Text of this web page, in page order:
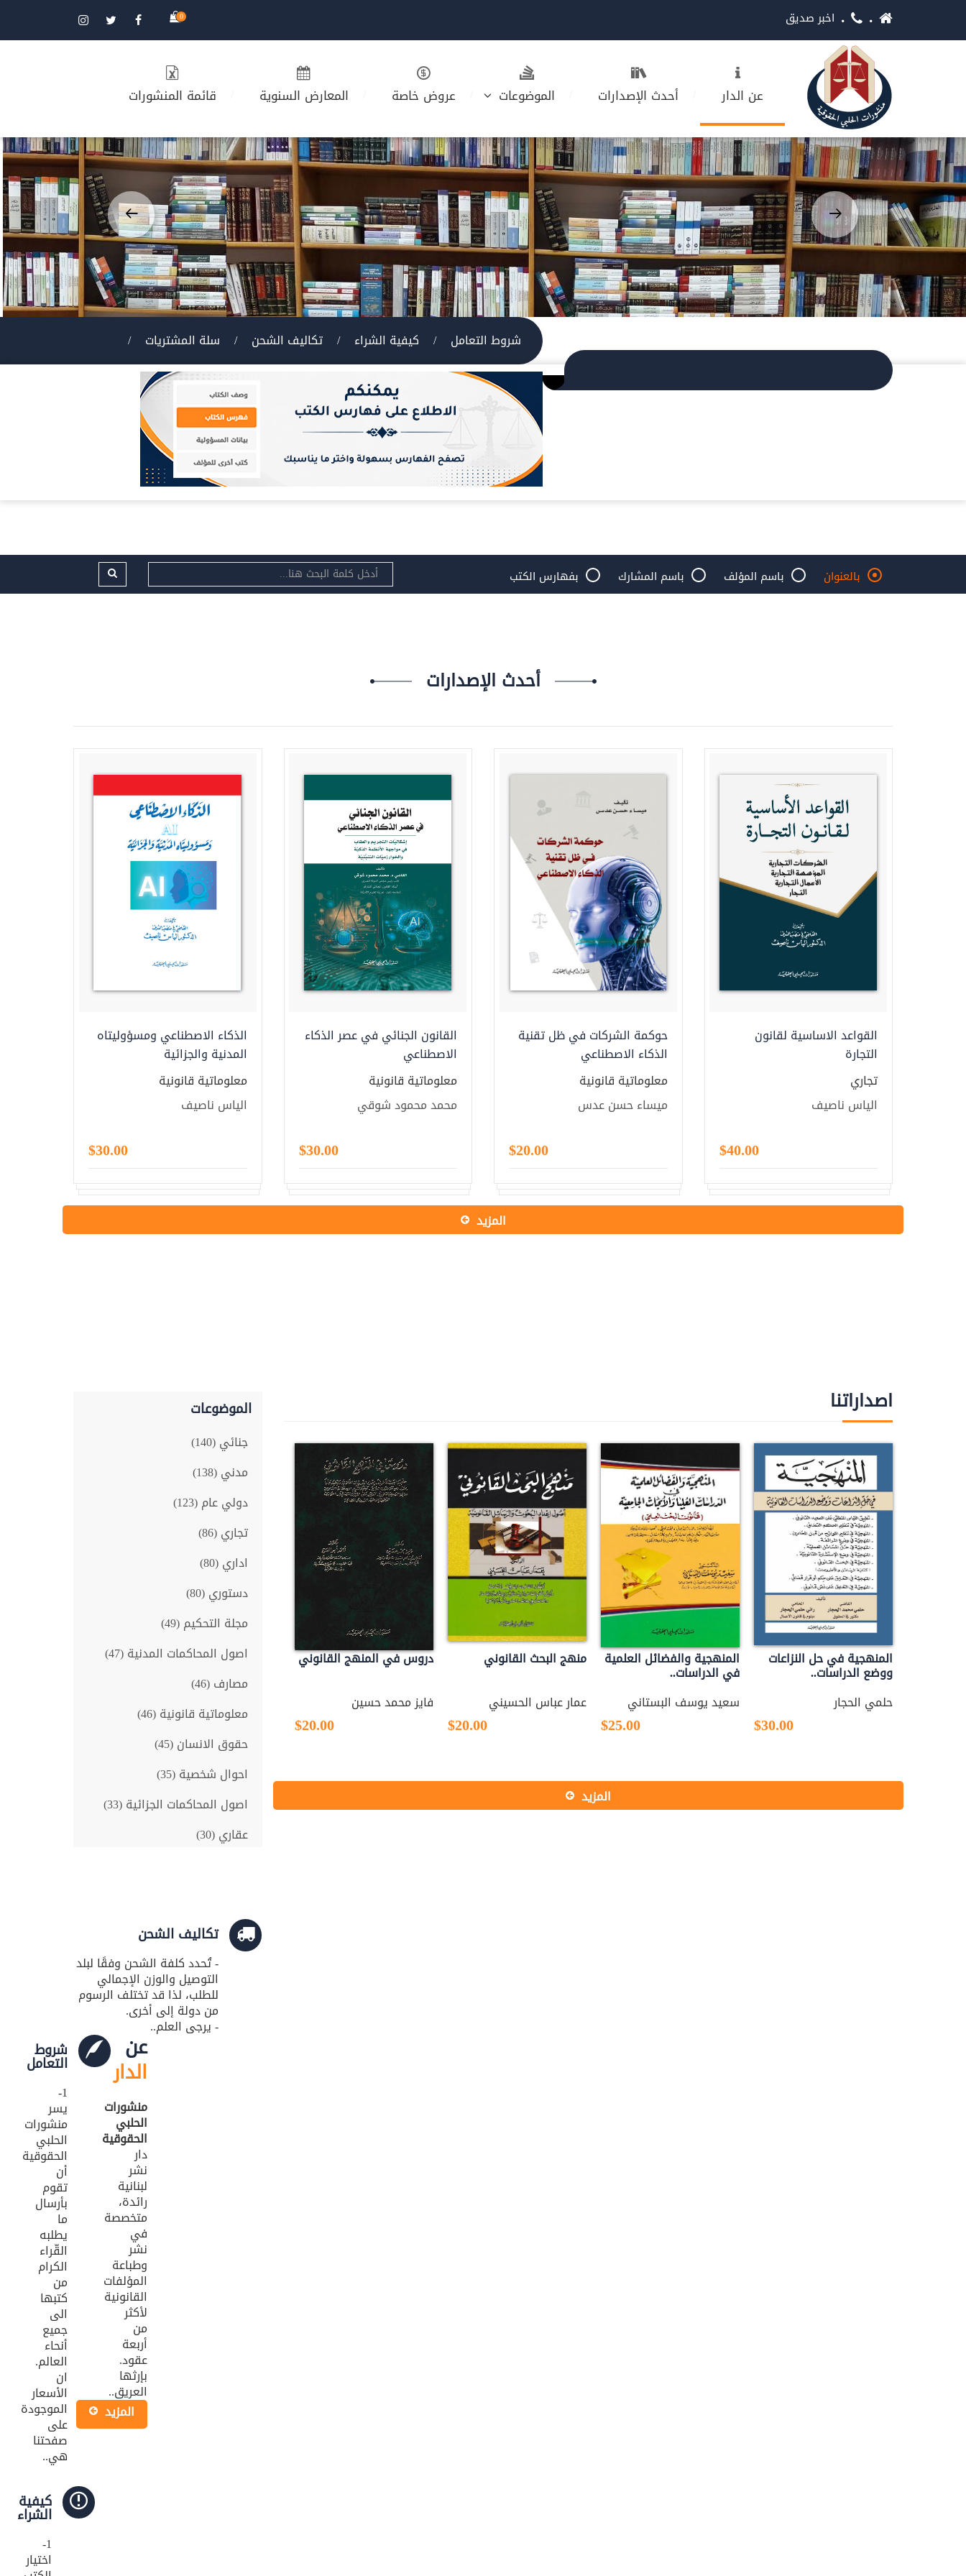
0 اخبر صديق
عن الدار أحدث الإصدارات الموضوعات عروض خاصة المعارض السنوية قائمة المنشورات
شروط التعامل / كيفية الشراء / تكاليف الشحن / سلة المشتريات /
بالعنوان باسم المؤلف باسم المشارك بفهارس الكتب
أحدث الإصدارات
القواعد الاساسية لقانون
التجارة
تجاري
الياس ناصيف
$40.00
حوكمة الشركات في ظل تقنية
الذكاء الاصطناعي
معلوماتية قانونية
ميساء حسن عدس
$20.00
القانون الجنائي في عصر الذكاء
الاصطناعي
معلوماتية قانونية
محمد محمود شوقي
$30.00
الذكاء الاصطناعي ومسؤوليتاه
المدنية والجزائية
معلوماتية قانونية
الياس ناصيف
$30.00
المزید
الموضوعات
جنائي (140)
مدني (138)
دولي عام (123)
تجاري (86)
اداري (80)
دستوري (80)
مجلة التحكيم (49)
اصول المحاكمات المدنية (47)
مصارف (46)
معلوماتية قانونية (46)
حقوق الانسان (45)
احوال شخصية (35)
اصول المحاكمات الجزائية (33)
عقاري (30)
تحكيم (24)
عقود دولية (24)
نصوص قانونية (20)
مسؤولية طبية (19)
نماذج دعاوى ونماذج عقود (16)
عمل وضمان اجتماعي (15)
اصداراتنا
المنهجية في حل النزاعات
ووضع الدراسات..
حلمي الحجار
$30.00
المنهجية والفضائل العلمية
في الدراسات..
سعيد يوسف البستاني
$25.00
منهج البحث القانوني
عمار عباس الحسيني
$20.00
دروس في المنهج القانوني
فايز محمد حسين
$20.00
المزید
تكاليف الشحن
- تُحدد كلفة الشحن وفقًا لبلد
التوصيل والوزن الإجمالي
للطلب، لذا قد تختلف الرسوم
من دولة إلى أخرى.
- يرجى العلم..
شروط
التعامل
1-
يسر
منشورات
الحلبي
الحقوقية
أن
تقوم
بأرسال
ما
يطلبه
القّراء
الكرام
من
كتبها
الى
جميع
أنحاء
العالم.
ان
الأسعار
الموجودة
على
صفحتنا
هي..
كيفية
الشراء
1-
اختيار
عن
الدار
منشورات
الحلبي
الحقوقية
دار
نشر
لبنانية
رائدة،
متخصصة
في
نشر
وطباعة
المؤلفات
القانونية
لأكثر
من
أربعة
عقود.
بإرثها
العريق..
المزید